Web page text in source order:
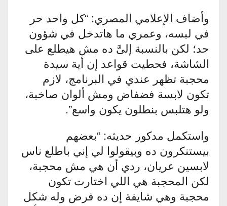
وأضاف الإعلامي المصري: “كل واحد حر
في لبسه، وعمري ما هاتدخل في شؤون
حد؛ لكن بالنسبة إلىَّ ده مش هيطلع على
الشاشة، فحطيت قواعد إن أية سيدة
محجبة تظهر عندي في البرنامج، لازم
تكون لابسة فضفاض ومش ألوان صاخبة،
ولو هتلبس بنطلون يكون واسع”.
واستكمل مدكور حديثه: “بعضهم
بيستنكرون ده وبيقولوا لي إني باطلع ناس
لابسين عريان، ردي أن هي مش محجبة،
لكن المحجبة هي اللي اختارت تكون
محجبة وهي شايفة إن ده فرض وله شكل